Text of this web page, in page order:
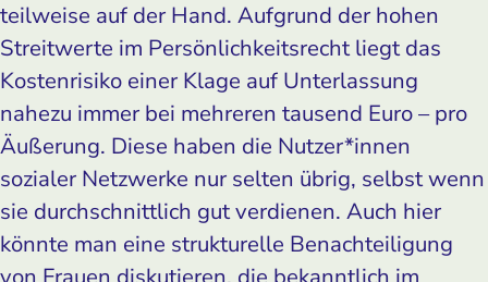
teilweise auf der Hand. Aufgrund der hohen
Streitwerte im Persönlichkeitsrecht liegt das
Kostenrisiko einer Klage auf Unterlassung
nahezu immer bei mehreren tausend Euro – pro
Äußerung. Diese haben die Nutzer*innen
sozialer Netzwerke nur selten übrig, selbst wenn
sie durchschnittlich gut verdienen. Auch hier
könnte man eine strukturelle Benachteiligung